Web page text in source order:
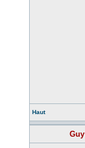
Haut
Guy